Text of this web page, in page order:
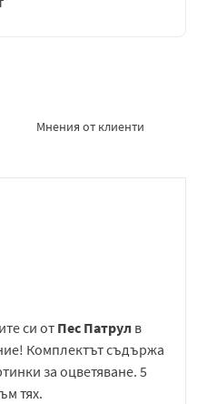
Мнения от клиенти
си от Пес Патрул в
Комплектът съдържа
за оцветяване. 5
тях.